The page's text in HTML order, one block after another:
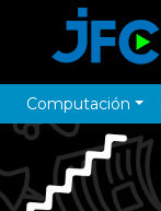
Computación